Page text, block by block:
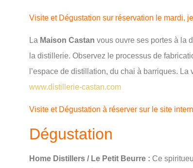
Visite et Dégustation sur réservation le mardi,
La Maison Castan vous ouvre ses portes à la
la distillerie. Observez le processus de
l’espace de distillation, du chai à barriques.
www.distillerie-castan.com
Visite et Dégustation à réserver sur le site
Dégustation
Home Distillers / Le Petit Beurre : Ce